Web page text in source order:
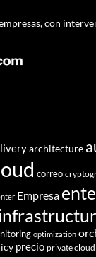
con
architecture
correo
Empresa
optimization
precio private